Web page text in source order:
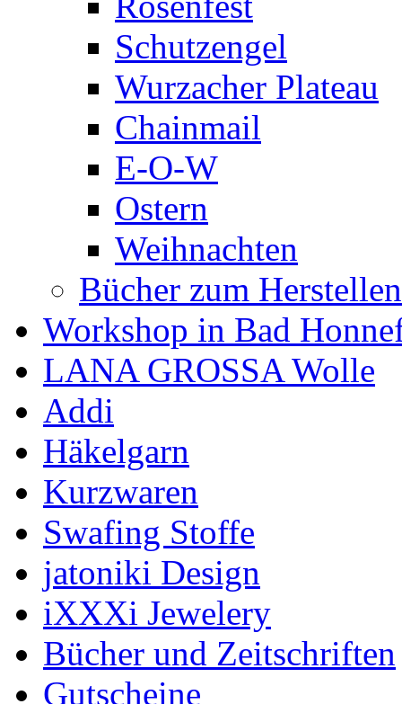
Schutzengel
Wurzacher Plateau
Chainmail
E-O-W
Ostern
Weihnachten
Bücher zum
Workshop in Bad
LANA GROSSA Wolle
Addi
Häkelgarn
Kurzwaren
Swafing Stoffe
jatoniki Design
iXXXi Jewelery
Bücher und Zeitschriften
Gutscheine